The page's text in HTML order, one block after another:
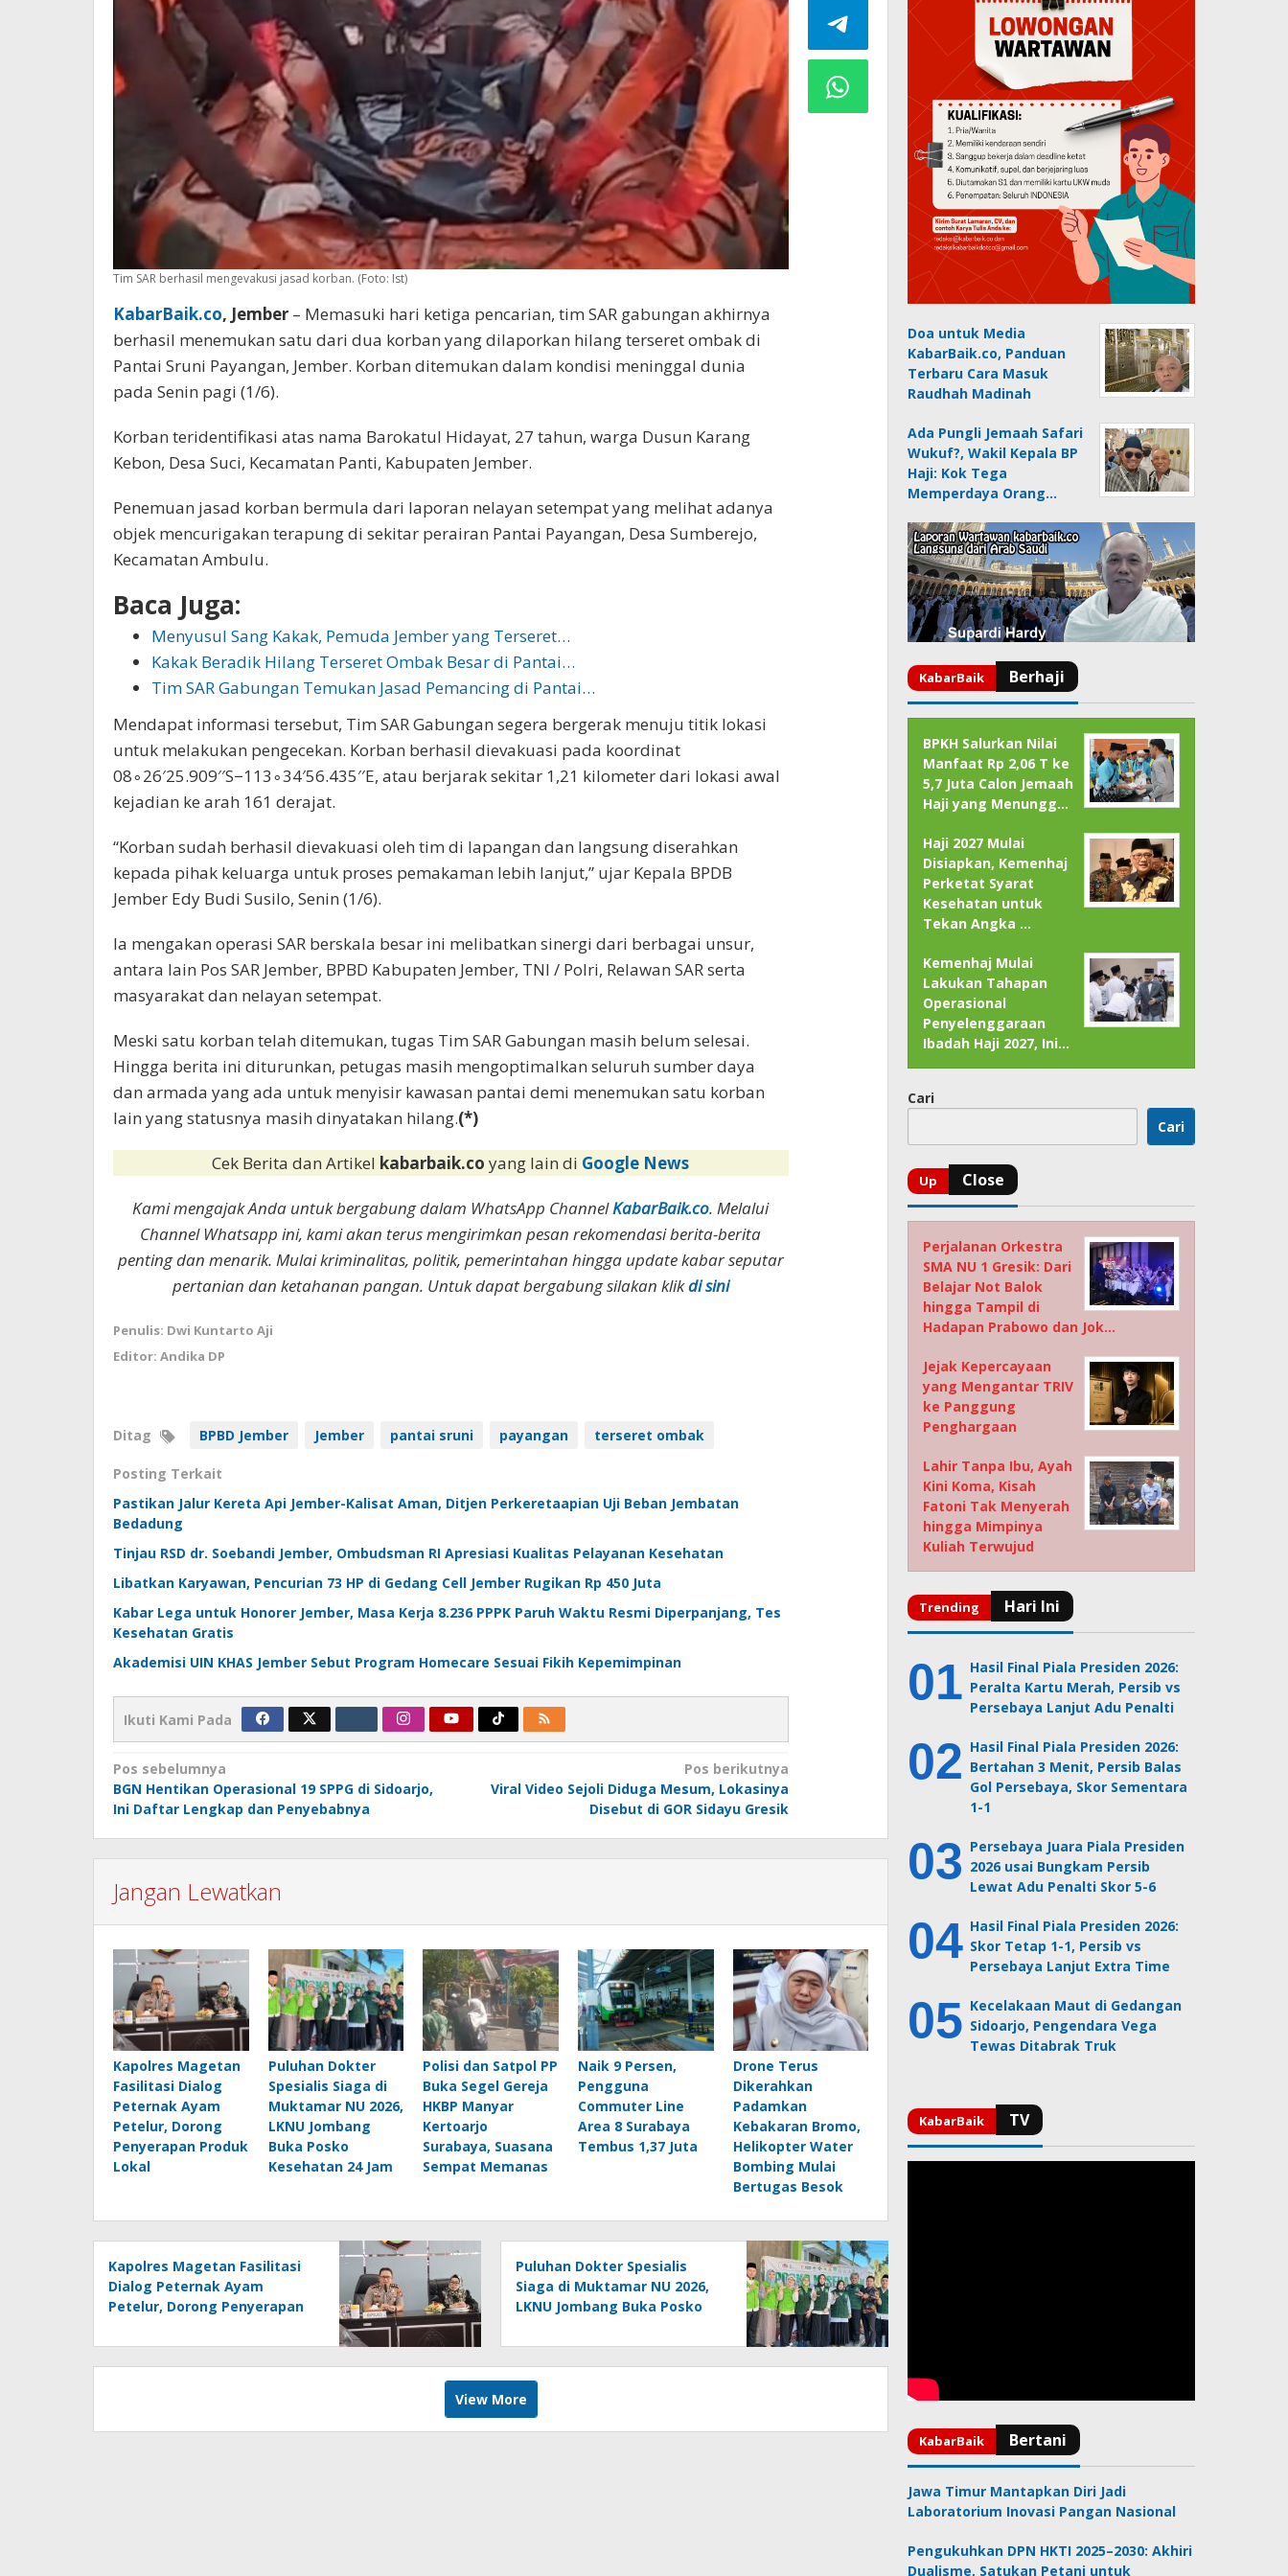
Tim SAR berhasil mengevakusi jasad korban. (Foto: Ist)
KabarBaik.co, Jember – Memasuki hari ketiga pencarian, tim SAR gabungan akhirnya
berhasil menemukan satu dari dua korban yang dilaporkan hilang terseret ombak di
Pantai Sruni Payangan, Jember. Korban ditemukan dalam kondisi meninggal dunia
pada Senin pagi (1/6).
Korban teridentifikasi atas nama Barokatul Hidayat, 27 tahun, warga Dusun Karang
Kebon, Desa Suci, Kecamatan Panti, Kabupaten Jember.
Penemuan jasad korban bermula dari laporan nelayan setempat yang melihat adanya
objek mencurigakan terapung di sekitar perairan Pantai Payangan, Desa Sumberejo,
Kecamatan Ambulu.
Baca Juga:
Menyusul Sang Kakak, Pemuda Jember yang Terseret…
Kakak Beradik Hilang Terseret Ombak Besar di Pantai…
Tim SAR Gabungan Temukan Jasad Pemancing di Pantai…
Mendapat informasi tersebut, Tim SAR Gabungan segera bergerak menuju titik lokasi
untuk melakukan pengecekan. Korban berhasil dievakuasi pada koordinat
08∘26′25.909′′S−113∘34′56.435′′E, atau berjarak sekitar 1,21 kilometer dari lokasi awal
kejadian ke arah 161 derajat.
“Korban sudah berhasil dievakuasi oleh tim di lapangan dan langsung diserahkan
kepada pihak keluarga untuk proses pemakaman lebih lanjut,” ujar Kepala BPDB
Jember Edy Budi Susilo, Senin (1/6).
Ia mengakan operasi SAR berskala besar ini melibatkan sinergi dari berbagai unsur,
antara lain Pos SAR Jember, BPBD Kabupaten Jember, TNI / Polri, Relawan SAR serta
masyarakat dan nelayan setempat.
Meski satu korban telah ditemukan, tugas Tim SAR Gabungan masih belum selesai.
Hingga berita ini diturunkan, petugas masih mengoptimalkan seluruh sumber daya
dan armada yang ada untuk menyisir kawasan pantai demi menemukan satu korban
lain yang statusnya masih dinyatakan hilang.(*)
Cek Berita dan Artikel kabarbaik.coyang lain di Google News
Kami mengajak Anda untuk bergabung dalam WhatsApp ChannelKabarBaik.co. Melalui
Channel Whatsapp ini, kami akan terus mengirimkan pesan rekomendasi berita-berita
penting dan menarik. Mulai kriminalitas, politik, pemerintahan hingga update kabar seputar
pertanian dan ketahanan pangan. Untuk dapat bergabung silakan klikdi sini
Penulis: Dwi Kuntarto Aji
Editor: Andika DP
Ditag BPBD Jember Jember pantai sruni payangan terseret ombak
Posting Terkait
Pastikan Jalur Kereta Api Jember-Kalisat Aman, Ditjen Perkeretaapian Uji Beban Jembatan
Bedadung
Tinjau RSD dr. Soebandi Jember, Ombudsman RI Apresiasi Kualitas Pelayanan Kesehatan
Libatkan Karyawan, Pencurian 73 HP di Gedang Cell Jember Rugikan Rp 450 Juta
Kabar Lega untuk Honorer Jember, Masa Kerja 8.236 PPPK Paruh Waktu Resmi Diperpanjang, Tes
Kesehatan Gratis
Akademisi UIN KHAS Jember Sebut Program Homecare Sesuai Fikih Kepemimpinan
Ikuti Kami Pada
Navigasi
pos
Pos sebelumnya
BGN Hentikan Operasional 19 SPPG di Sidoarjo,
Ini Daftar Lengkap dan Penyebabnya
Pos berikutnya
Viral Video Sejoli Diduga Mesum, Lokasinya
Disebut di GOR Sidayu Gresik
Jangan Lewatkan
Kapolres Magetan
Fasilitasi Dialog
Peternak Ayam
Petelur, Dorong
Penyerapan Produk
Lokal
Puluhan Dokter
Spesialis Siaga di
Muktamar NU 2026,
LKNU Jombang
Buka Posko
Kesehatan 24 Jam
Polisi dan Satpol PP
Buka Segel Gereja
HKBP Manyar
Kertoarjo
Surabaya, Suasana
Sempat Memanas
Naik 9 Persen,
Pengguna
Commuter Line
Area 8 Surabaya
Tembus 1,37 Juta
Drone Terus
Dikerahkan
Padamkan
Kebakaran Bromo,
Helikopter Water
Bombing Mulai
Bertugas Besok
Kapolres Magetan Fasilitasi
Dialog Peternak Ayam
Petelur, Dorong Penyerapan
Puluhan Dokter Spesialis
Siaga di Muktamar NU 2026,
LKNU Jombang Buka Posko
View More
Doa untuk Media
KabarBaik.co, Panduan
Terbaru Cara Masuk
Raudhah Madinah
Ada Pungli Jemaah Safari
Wukuf?, Wakil Kepala BP
Haji: Kok Tega
Memperdaya Orang…
BPKH Salurkan Nilai
Manfaat Rp 2,06 T ke
5,7 Juta Calon Jemaah
Haji yang Menungg…
Haji 2027 Mulai
Disiapkan, Kemenhaj
Perketat Syarat
Kesehatan untuk
Tekan Angka …
Kemenhaj Mulai
Lakukan Tahapan
Operasional
Penyelenggaraan
Ibadah Haji 2027, Ini…
Cari
Cari
Perjalanan Orkestra
SMA NU 1 Gresik: Dari
Belajar Not Balok
hingga Tampil di
Hadapan Prabowo dan Jok…
Jejak Kepercayaan
yang Mengantar TRIV
ke Panggung
Penghargaan
Lahir Tanpa Ibu, Ayah
Kini Koma, Kisah
Fatoni Tak Menyerah
hingga Mimpinya
Kuliah Terwujud
Hasil Final Piala Presiden 2026:
Peralta Kartu Merah, Persib vs
Persebaya Lanjut Adu Penalti
Hasil Final Piala Presiden 2026:
Bertahan 3 Menit, Persib Balas
Gol Persebaya, Skor Sementara
1-1
Persebaya Juara Piala Presiden
2026 usai Bungkam Persib
Lewat Adu Penalti Skor 5-6
Hasil Final Piala Presiden 2026:
Skor Tetap 1-1, Persib vs
Persebaya Lanjut Extra Time
Kecelakaan Maut di Gedangan
Sidoarjo, Pengendara Vega
Tewas Ditabrak Truk
Jawa Timur Mantapkan Diri Jadi
Laboratorium Inovasi Pangan Nasional
Pengukuhkan DPN HKTI 2025–2030: Akhiri
Dualisme, Satukan Petani untuk